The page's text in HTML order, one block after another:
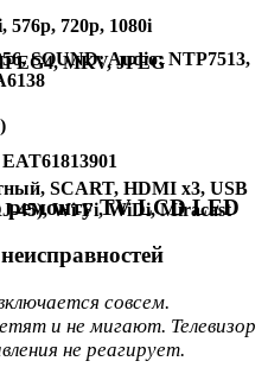
576p, 720p, 1080i
MKV, JPEG
SCART, HDMI x3, USB
45), Wi-Fi, WiDi, Miracast
SOUND: Audio: NTP7513,
ремонту TV LCD LED
совсем.
и не мигают. Телевизор
не реагирует.